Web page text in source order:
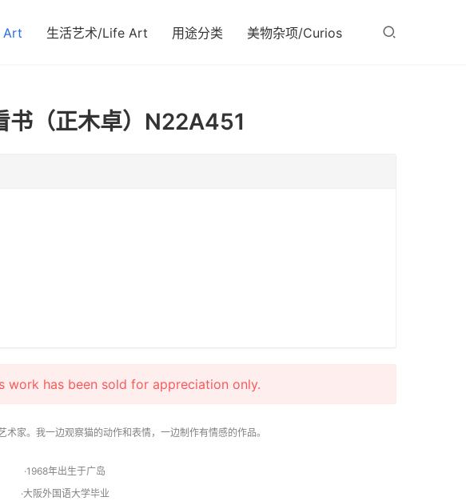
Art 生活艺术/Life Art 用途分类 美物杂项/Curios
书（正木卓）N22A451
work has been sold for appreciation only.
家。我一边观察猫的动作和表情，一边制作有情感的作品。
·1968年出生于广岛
·大阪外国语大学毕业